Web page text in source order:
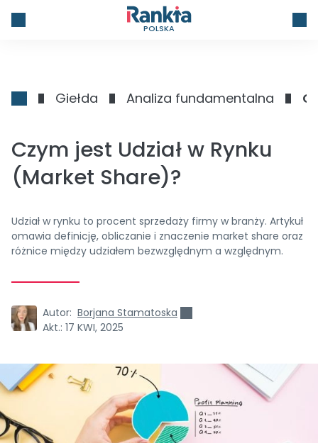
POLSKA
Giełda Analiza fundamentalna
Czym jest Udział w Rynku
(Market Share)?
Udział w rynku to procent sprzedaży firmy w branży. Artykuł
omawia definicję, obliczanie i znaczenie market share oraz
różnice między udziałem bezwzględnym a względnym.
Autor: Borjana Stamatoska
Akt.: 17 KWI, 2025